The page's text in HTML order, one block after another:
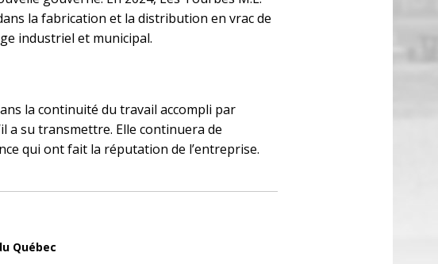
la fabrication et la distribution en vrac de
industriel et municipal.
la continuité du travail accompli par
a su transmettre. Elle continuera de
qui ont fait la réputation de l’entreprise.
Québec